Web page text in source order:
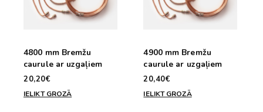
4800 mm Bremžu
caurule ar uzgaļiem
20,20€
IELIKT GROZĀ
4900 mm Bremžu
caurule ar uzgaļiem
20,40€
IELIKT GROZĀ